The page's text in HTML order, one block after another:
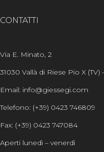
CONTATTI
Via E. Minato, 2
31030 Vallà di Riese Pio X (TV)
Email: info@giessegi.com
Telefono: (+39) 0423 746809
Fax: (+39) 0423 747084
Aperti lunedì – venerdì